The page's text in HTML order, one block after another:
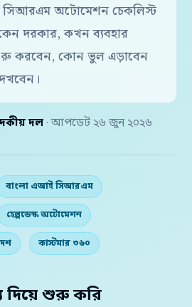
সিআরএম অটোমেশন চেকলিস্ট
দরকার, কখন ব্যবহার
করবেন, কোন ভুল এড়াবেন
দল · আপডেট ২৬ জুন ২০২৬
বাংলা এআই সিআরএম
হেল্পডেস্ক অটোমেশন
কাস্টমার ৩৬০
দিয়ে শুরু করি